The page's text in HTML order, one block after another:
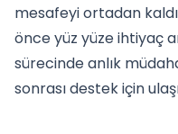
mesafeyi ortadan
önce yüz yüze ihtiyaç
sürecinde anlık
sonrası destek için